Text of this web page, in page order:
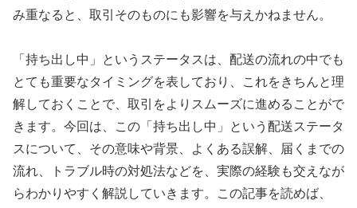
み重なると、取引そのものにも影響を与えかねません。
「持ち出し中」というステータスは、配送の流れの中でも
とても重要なタイミングを表しており、これをきちんと理
解しておくことで、取引をよりスムーズに進めることがで
きます。今回は、この「持ち出し中」という配送ステータ
スについて、その意味や背景、よくある誤解、届くまでの
流れ、トラブル時の対処法などを、実際の経験も交えなが
らわかりやすく解説していきます。この記事を読めば、